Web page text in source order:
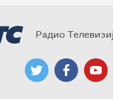
Радио